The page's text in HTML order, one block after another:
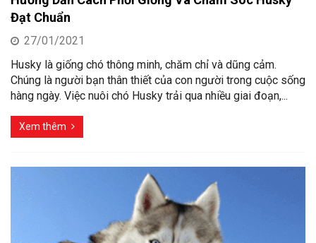
Đạt Chuẩn
27/01/2021
Husky là giống chó thông minh, chăm chỉ và dũng cảm.
Chúng là người bạn thân thiết của con người trong cuộc sống
hàng ngày. Việc nuôi chó Husky trải qua nhiều giai đoạn,...
Xem thêm